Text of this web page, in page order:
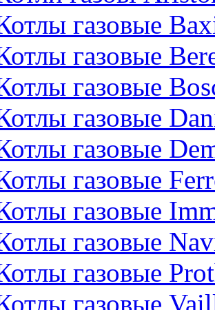
газовые
газовые
газовые
газовые
газовые
газовые
газовые
газовые
газовые
газовые